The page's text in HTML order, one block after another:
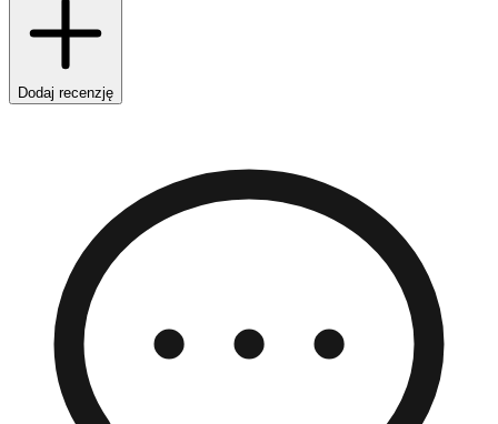
Dodaj recenzję